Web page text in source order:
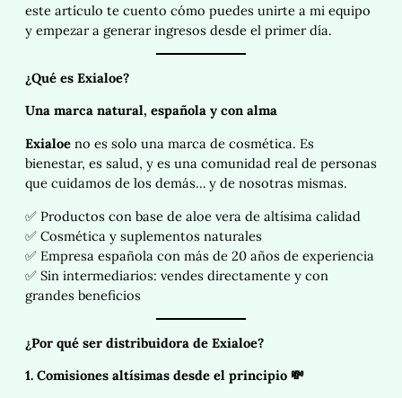
este artículo te cuento cómo puedes unirte a mi equipo
y empezar a generar ingresos desde el primer día.
¿Qué es Exialoe?
Una marca natural, española y con alma
Exialoe no es solo una marca de cosmética. Es
bienestar, es salud, y es una comunidad real de personas
que cuidamos de los demás… y de nosotras mismas.
✅ Productos con base de aloe vera de altísima calidad
✅ Cosmética y suplementos naturales
✅ Empresa española con más de 20 años de experiencia
✅ Sin intermediarios: vendes directamente y con
grandes beneficios
¿Por qué ser distribuidora de Exialoe?
1. Comisiones altísimas desde el principio 💸